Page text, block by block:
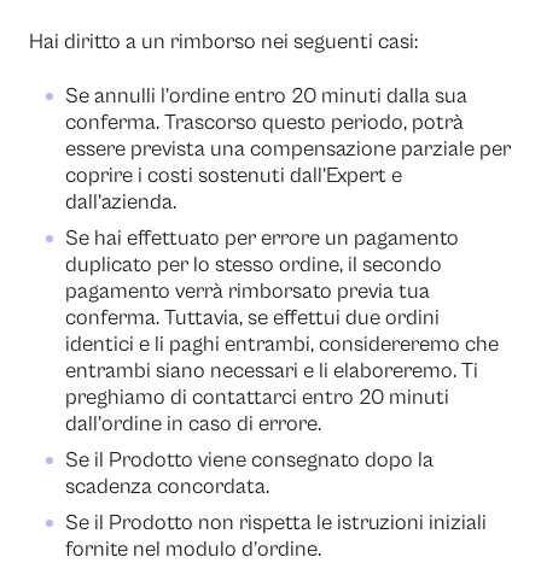
Hai diritto a un rimborso nei seguenti casi:
Se annulli l’ordine entro 20 minuti dalla sua
conferma. Trascorso questo periodo, potrà
essere prevista una compensazione parziale per
coprire i costi sostenuti dall’Expert e
dall’azienda.
Se hai effettuato per errore un pagamento
duplicato per lo stesso ordine, il secondo
pagamento verrà rimborsato previa tua
conferma. Tuttavia, se effettui due ordini
identici e li paghi entrambi, considereremo che
entrambi siano necessari e li elaboreremo. Ti
preghiamo di contattarci entro 20 minuti
dall’ordine in caso di errore.
Se il Prodotto viene consegnato dopo la
scadenza concordata.
Se il Prodotto non rispetta le istruzioni iniziali
fornite nel modulo d’ordine.